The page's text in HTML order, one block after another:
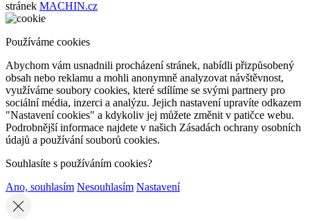
stránek MACHIN.cz
Používáme cookies
Abychom vám usnadnili procházení stránek, nabídli přizpůsobený
obsah nebo reklamu a mohli anonymně analyzovat návštěvnost,
využíváme soubory cookies, které sdílíme se svými partnery pro
sociální média, inzerci a analýzu. Jejich nastavení upravíte odkazem
"Nastavení cookies" a kdykoliv jej můžete změnit v patičce webu.
Podrobnější informace najdete v našich Zásadách ochrany osobních
údajů a používání souborů cookies.
Souhlasíte s používáním cookies?
Ano, souhlasím Nesouhlasím Nastavení